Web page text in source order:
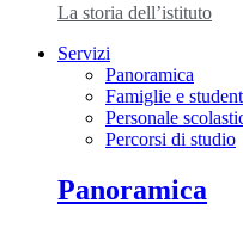
La storia dell’istituto
Servizi
Panoramica
Famiglie e
Personale
Percorsi di studio
Panoramica